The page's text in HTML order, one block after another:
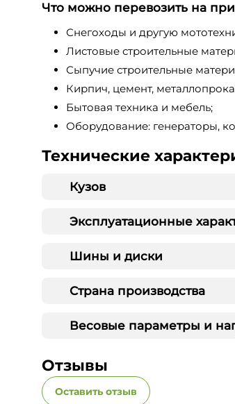
Что можно перевозить на
Снегоходы и другую
Листовые строительные
Сыпучие строительные
Кирпич, цемент,
Бытовая техника и мебель;
Оборудование: генераторы,
Технические
Кузов
Эксплуатационные
Шины и диски
Страна производства
Весовые параметры и
Отзывы
Оставить отзыв